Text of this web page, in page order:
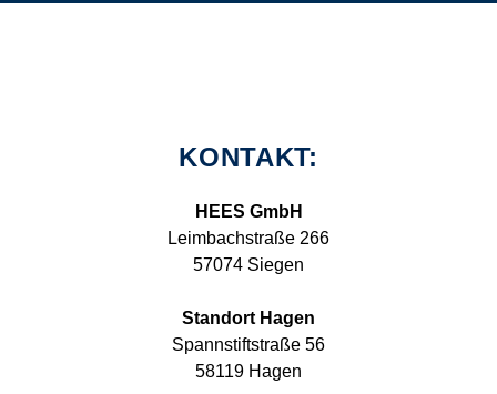
KONTAKT:
HEES GmbH
Leimbachstraße 266
57074 Siegen
Standort Hagen
Spannstiftstraße 56
58119 Hagen